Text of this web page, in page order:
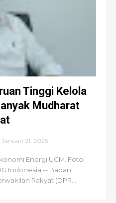
Tinggi Kelola
Mudharat
Januari 21, 2025
Energi UGM. Foto:
Indonesia -- Badan
Rakyat (DPR...